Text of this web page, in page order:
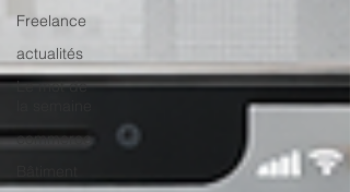
Freelance
actualités
Le mot de
commerce